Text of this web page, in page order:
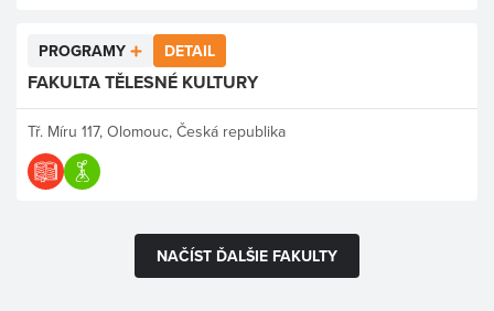
PROGRAMY DETAIL
FAKULTA TĚLESNÉ KULTURY
Tř. Míru 117, Olomouc, Česká republika
NAČÍST ĎALŠIE FAKULTY